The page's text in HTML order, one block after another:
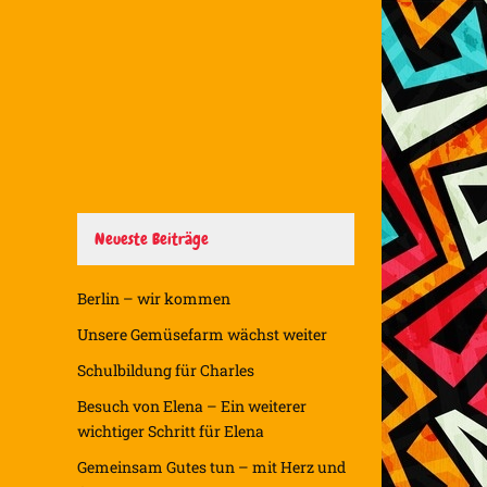
Neueste Beiträge
Berlin – wir kommen
Unsere Gemüsefarm wächst weiter
Schulbildung für Charles
Besuch von Elena – Ein weiterer
wichtiger Schritt für Elena
Gemeinsam Gutes tun – mit Herz und